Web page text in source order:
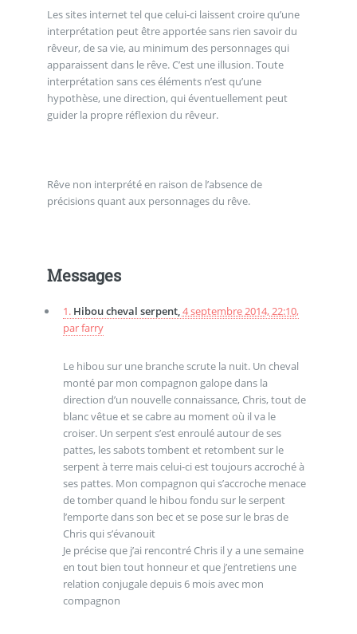
Les sites internet tel que celui-ci laissent croire qu’une
interprétation peut être apportée sans rien savoir du
rêveur, de sa vie, au minimum des personnages qui
apparaissent dans le rêve. C’est une illusion. Toute
interprétation sans ces éléments n’est qu’une
hypothèse, une direction, qui éventuellement peut
guider la propre réflexion du rêveur.
Rêve non interprété en raison de l’absence de
précisions quant aux personnages du rêve.
Messages
1. Hibou cheval serpent,4 septembre 2014, 22:10,
parfarry
Le hibou sur une branche scrute la nuit. Un cheval
monté par mon compagnon galope dans la
direction d’un nouvelle connaissance, Chris, tout de
blanc vêtue et se cabre au moment où il va le
croiser. Un serpent s’est enroulé autour de ses
pattes, les sabots tombent et retombent sur le
serpent à terre mais celui-ci est toujours accroché à
ses pattes. Mon compagnon qui s’accroche menace
de tomber quand le hibou fondu sur le serpent
l’emporte dans son bec et se pose sur le bras de
Chris qui s’évanouit
Je précise que j’ai rencontré Chris il y a une semaine
en tout bien tout honneur et que j’entretiens une
relation conjugale depuis 6 mois avec mon
compagnon